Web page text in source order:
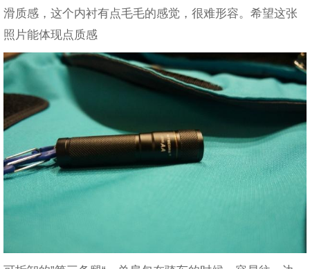
滑质感，这个内衬有点毛毛的感觉，很难形容。希望这张
照片能体现点质感